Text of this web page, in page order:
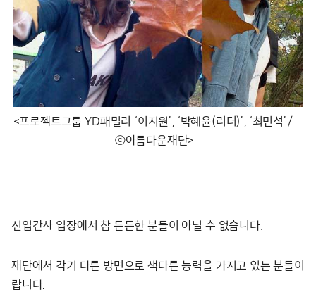
<프로젝트그룹 YD패밀리 ‘이지원’, ‘박혜윤(리더)’, ‘최민석’/
ⓒ아름다운재단>
신입간사 입장에서 참 든든한 분들이 아닐 수 없습니다.
재단에서 각기 다른 방면으로 색다른 능력을 가지고 있는 분들이
랍니다.